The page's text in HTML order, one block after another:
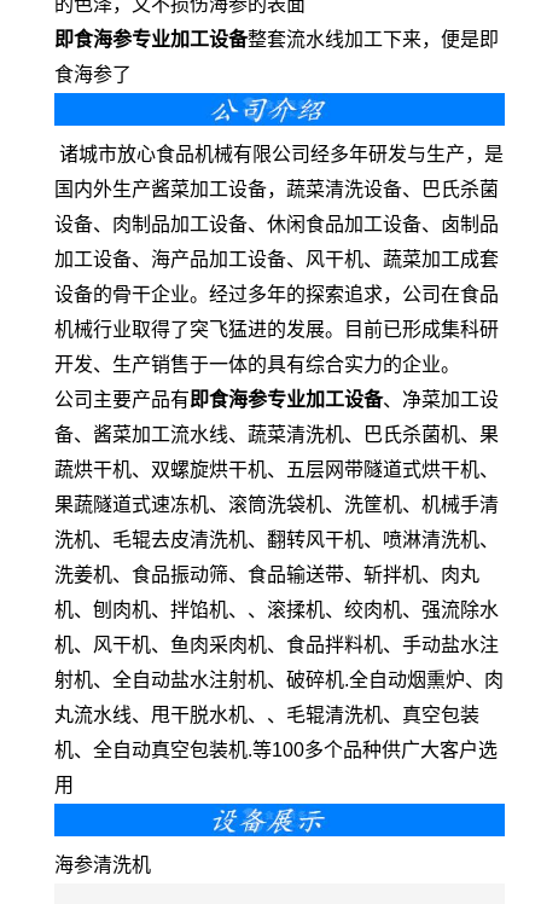
的色泽，又不损伤海参的表面
即食海参专业加工设备整套流水线加工下来，便是即
食海参了
诸城市放心食品机械有限公司经多年研发与生产，是
国内外生产酱菜加工设备，蔬菜清洗设备、巴氏杀菌
设备、肉制品加工设备、休闲食品加工设备、卤制品
加工设备、海产品加工设备、风干机、蔬菜加工成套
设备的骨干企业。经过多年的探索追求，公司在食品
机械行业取得了突飞猛进的发展。目前已形成集科研
开发、生产销售于一体的具有综合实力的企业。
公司主要产品有 即食海参专业加工设备、净菜加工设
备、酱菜加工流水线、蔬菜清洗机、巴氏杀菌机、果
蔬烘干机、双螺旋烘干机、五层网带隧道式烘干机、
果蔬隧道式速冻机、滚筒洗袋机、洗筐机、机械手清
洗机、毛辊去皮清洗机、翻转风干机、喷淋清洗机、
洗姜机、食品振动筛、食品输送带、斩拌机、肉丸
机、刨肉机、拌馅机、、滚揉机、绞肉机、强流除水
机、风干机、鱼肉采肉机、食品拌料机、手动盐水注
射机、全自动盐水注射机、破碎机.全自动烟熏炉、肉
丸流水线、甩干脱水机、、毛辊清洗机、真空包装
机、全自动真空包装机.等100多个品种供广大客户选
用
海参清洗机